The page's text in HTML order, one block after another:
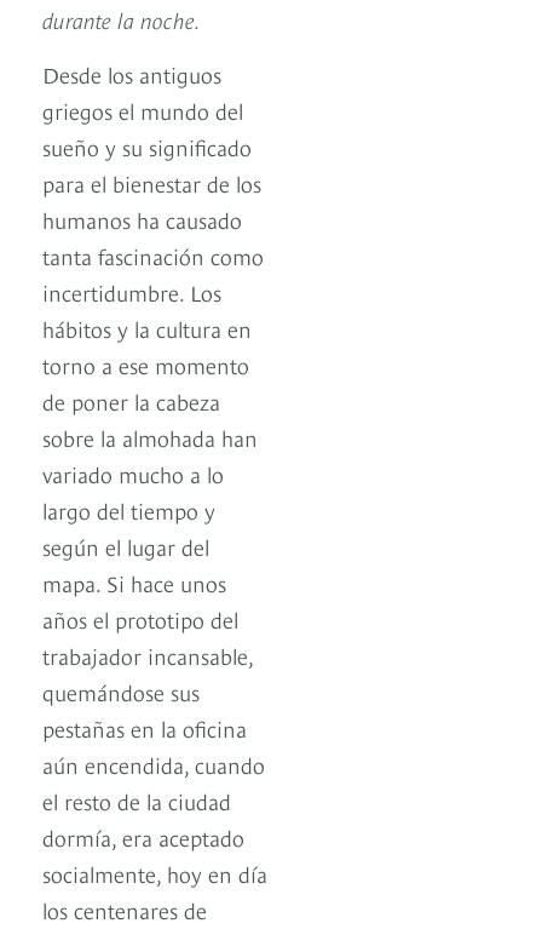
durante la noche.
Desde los antiguos
griegos el mundo del
sueño y su significado
para el bienestar de los
humanos ha causado
tanta fascinación como
incertidumbre. Los
hábitos y la cultura en
torno a ese momento
de poner la cabeza
sobre la almohada han
variado mucho a lo
largo del tiempo y
según el lugar del
mapa. Si hace unos
años el prototipo del
trabajador incansable,
quemándose sus
pestañas en la oficina
aún encendida, cuando
el resto de la ciudad
dormía, era aceptado
socialmente, hoy en día
los centenares de